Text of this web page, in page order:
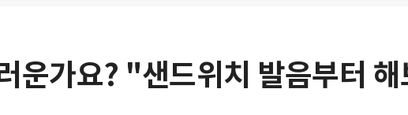
운가요? "샌드위치 발음부터